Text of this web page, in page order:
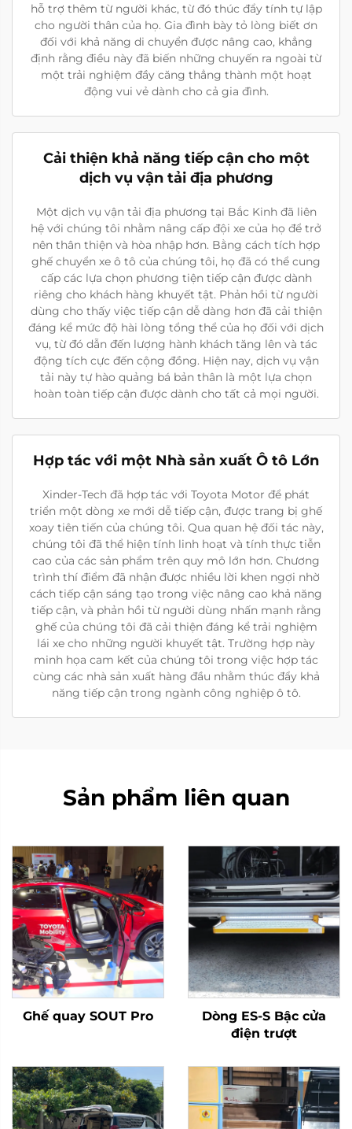
hỗ trợ thêm từ người khác, từ đó thúc đẩy tính tự lập
cho người thân của họ. Gia đình bày tỏ lòng biết ơn
đối với khả năng di chuyển được nâng cao, khẳng
định rằng điều này đã biến những chuyến ra ngoài từ
một trải nghiệm đầy căng thẳng thành một hoạt
động vui vẻ dành cho cả gia đình.
Cải thiện khả năng tiếp cận cho một
dịch vụ vận tải địa phương
Một dịch vụ vận tải địa phương tại Bắc Kinh đã liên
hệ với chúng tôi nhằm nâng cấp đội xe của họ để trở
nên thân thiện và hòa nhập hơn. Bằng cách tích hợp
ghế chuyển xe ô tô của chúng tôi, họ đã có thể cung
cấp các lựa chọn phương tiện tiếp cận được dành
riêng cho khách hàng khuyết tật. Phản hồi từ người
dùng cho thấy việc tiếp cận dễ dàng hơn đã cải thiện
đáng kể mức độ hài lòng tổng thể của họ đối với dịch
vụ, từ đó dẫn đến lượng hành khách tăng lên và tác
động tích cực đến cộng đồng. Hiện nay, dịch vụ vận
tải này tự hào quảng bá bản thân là một lựa chọn
hoàn toàn tiếp cận được dành cho tất cả mọi người.
Hợp tác với một Nhà sản xuất Ô tô Lớn
Xinder-Tech đã hợp tác với Toyota Motor để phát
triển một dòng xe mới dễ tiếp cận, được trang bị ghế
xoay tiên tiến của chúng tôi. Qua quan hệ đối tác này,
chúng tôi đã thể hiện tính linh hoạt và tính thực tiễn
cao của các sản phẩm trên quy mô lớn hơn. Chương
trình thí điểm đã nhận được nhiều lời khen ngợi nhờ
cách tiếp cận sáng tạo trong việc nâng cao khả năng
tiếp cận, và phản hồi từ người dùng nhấn mạnh rằng
ghế của chúng tôi đã cải thiện đáng kể trải nghiệm
lái xe cho những người khuyết tật. Trường hợp này
minh họa cam kết của chúng tôi trong việc hợp tác
cùng các nhà sản xuất hàng đầu nhằm thúc đẩy khả
năng tiếp cận trong ngành công nghiệp ô tô.
Sản phẩm liên quan
Ghế quay SOUT Pro
Dòng ES-S Bậc cửa
điện trượt